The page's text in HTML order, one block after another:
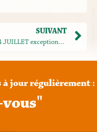
SUIVANT
Un 14 JUILLET exceptionnel – Bois le Roi 14h30
à jour régulièrement :
vous"